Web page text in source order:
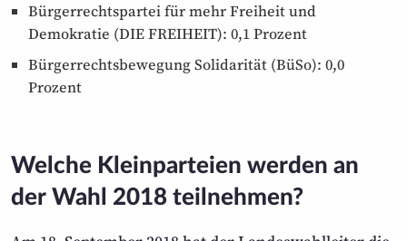
Bürgerrechtspartei für mehr Freiheit und
Demokratie (DIE FREIHEIT): 0,1 Prozent
Bürgerrechtsbewegung Solidarität (BüSo): 0,0
Prozent
Welche Kleinparteien werden an
der Wahl 2018 teilnehmen?